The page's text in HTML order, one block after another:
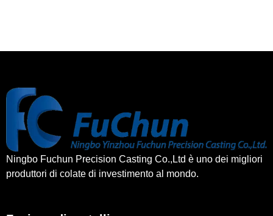
Ningbo Fuchun Precision Casting Co.,Ltd è uno dei migliori
produttori di colate di investimento al mondo.